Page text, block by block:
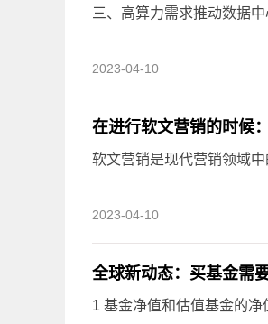
三、高算力需求推动数据
2023-04-10
在进行软文营销的时候
软文营销是现代营销领域
2023-04-10
全球新动态：买基金需
1 基金净值和估值基金的